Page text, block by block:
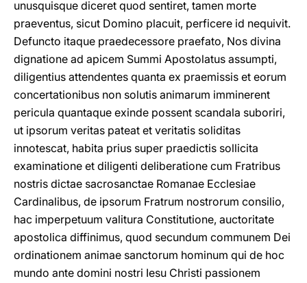
unusquisque diceret quod sentiret, tamen morte
praeventus, sicut Domino placuit, perficere id nequivit.
Defuncto itaque praedecessore praefato, Nos divina
dignatione ad apicem Summi Apostolatus assumpti,
diligentius attendentes quanta ex praemissis et eorum
concertationibus non solutis animarum imminerent
pericula quantaque exinde possent scandala suboriri,
ut ipsorum veritas pateat et veritatis soliditas
innotescat, habita prius super praedictis sollicita
examinatione et diligenti deliberatione cum Fratribus
nostris dictae sacrosanctae Romanae Ecclesiae
Cardinalibus, de ipsorum Fratrum nostrorum consilio,
hac imperpetuum valitura Constitutione, auctoritate
apostolica diffinimus, quod secundum communem Dei
ordinationem animae sanctorum hominum qui de hoc
mundo ante domini nostri Iesu Christi passionem